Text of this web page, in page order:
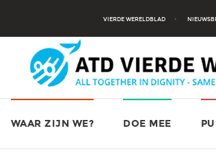
VIERDE WERELDBLAD
WAAR ZIJN WE? DOE MEE